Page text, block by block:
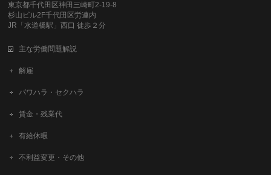
東京都千代田区神田三崎町2-19-8
杉山ビル2F千代田区労連内
JR「水道橋駅」西口 徒歩２分
主な労働問題解説
解雇
パワハラ・セクハラ
賃金・残業代
有給休暇
不利益変更・その他